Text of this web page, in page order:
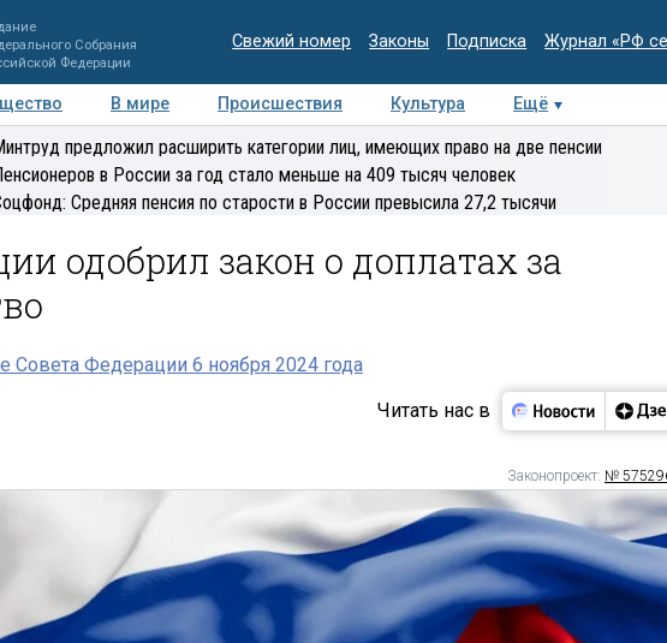
Собрания
Федерации
Свежий номер Законы Подписка Журнал «РФ
В мире Происшествия Культура
Ещё
Регионы Медиацентр Интервью Колумнисты
предложил расширить категории лиц, имеющих право на две пенсии
в России за год стало меньше на 409 тысяч человек
Средняя пенсия по старости в России превысила 27,2 тысячи
одобрил закон о доплатах за
Совета Федерации 6 ноября 2024 года
Читать нас в
Законопроект: №